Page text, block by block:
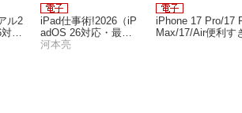
ル2
応
iPad仕事術!2026（iP
adOS 26対応・最新
版！）
河本亮
iPhone 17 Pro/17
Max/17/Air便利す